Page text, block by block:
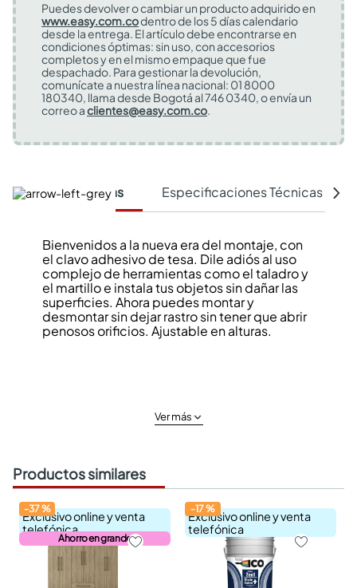
Puedes devolver o cambiar un producto adquirido en
www.easy.com.codentro de los 5 días calendario
desde la entrega. El artículo debe encontrarse en
condiciones óptimas: sin uso, con accesorios
completos y en el mismo empaque que fue
despachado. Para gestionar la devolución,
comunícate a nuestra línea nacional: 01 8000
180340, llama desde Bogotá al 746 0340, o envía un
correo aclientes@easy.com.co.
Características Especificaciones Técnicas
Bienvenidos a la nueva era del montaje, con
el clavo adhesivo de tesa. Dile adiós al uso
complejo de herramientas como el taladro y
el martillo e instala tus objetos sin dañar las
superficies. Ahora puedes montar y
desmontar sin dejar rastro sin tener que abrir
penosos orificios. Ajustable en alturas.
Ver más
Productos similares
Exclusivo online y venta
telefónica
Ahorro en grande
-37%
Exclusivo online y venta
telefónica
-17%